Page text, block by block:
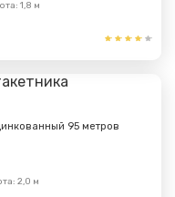
1,8 м
95 метров
2,0 м